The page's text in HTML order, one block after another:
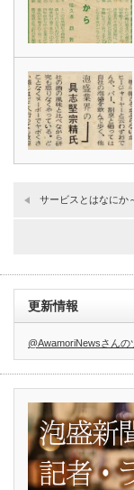
サービスとはなにか
更新情報
@AwamoriNewsさんの